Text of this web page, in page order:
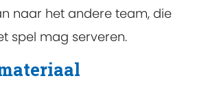
naar het andere team, die
spel mag serveren.